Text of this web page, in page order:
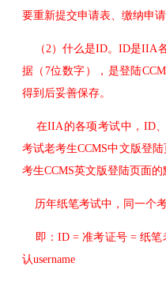
要重新提交申请表、缴纳申请
（2）什么是ID。ID是IIA
据（7位数字），是登陆
得到后妥善保存。
在IIA的各项考试中，ID、
考试老考生CCMS中文版登
考生CCMS英文版登陆页面的
历年纸笔考试中，同一个
即：ID = 准考证号 = 纸笔
认username